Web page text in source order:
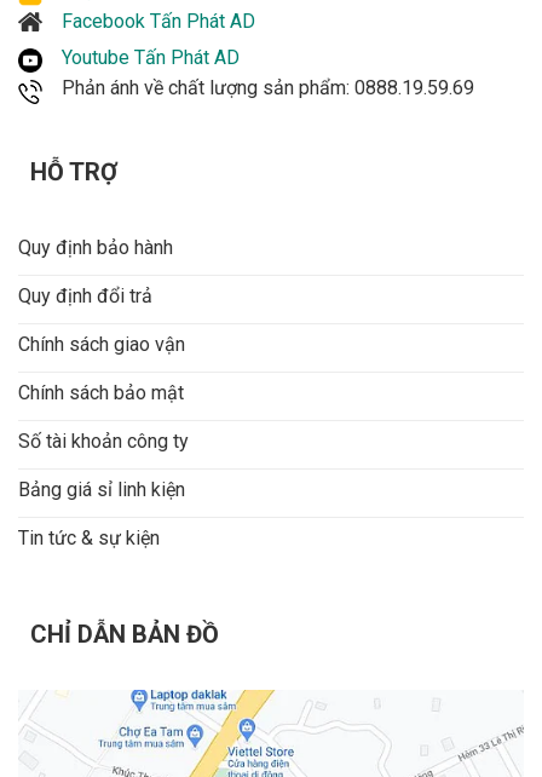
Facebook Tấn Phát AD
Youtube Tấn Phát AD
Phản ánh về chất lượng sản phẩm: 0888.19.59.69
HỖ TRỢ
Quy định bảo hành
Quy định đổi trả
Chính sách giao vận
Chính sách bảo mật
Số tài khoản công ty
Bảng giá sỉ linh kiện
Tin tức & sự kiện
CHỈ DẪN BẢN ĐỒ